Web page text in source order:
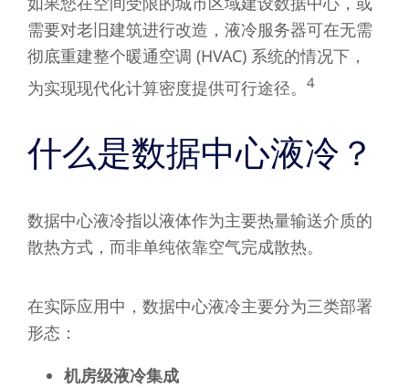
需要对老旧建筑进行改造，液冷服务器可在无需
彻底重建整个暖通空调 (HVAC) 系统的情况下，
为实现现代化计算密度提供可行途径。
4
什么是数据中心液冷？
数据中心液冷指以液体作为主要热量输送介质的
散热方式，而非单纯依靠空气完成散热。
在实际应用中，数据中心液冷主要分为三类部署
形态：
机房级液冷集成